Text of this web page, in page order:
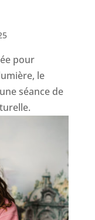
pour
le
séance de